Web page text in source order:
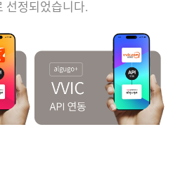
선정되었습니다.